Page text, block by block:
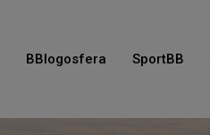
BBlogosfera SportBB